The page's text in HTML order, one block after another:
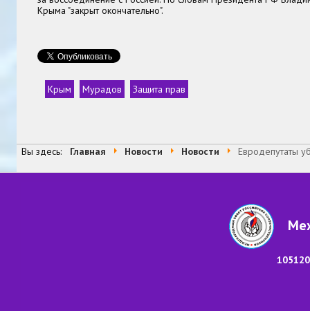
Крыма "закрыт окончательно".
Крым Мурадов Защита прав
Вы здесь: Главная Новости Новости Евродепутаты